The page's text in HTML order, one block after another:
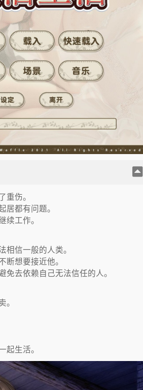
伤。
都有问题。
工作。
信一般的人类。
想要接近他。
去依赖自己无法信任的人。
生活。